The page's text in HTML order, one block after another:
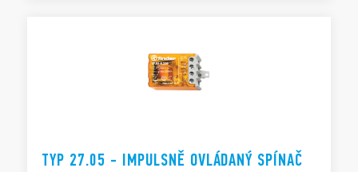
TYP 27.05 - IMPULSNĚ OVLÁDANÝ SPÍNAČ